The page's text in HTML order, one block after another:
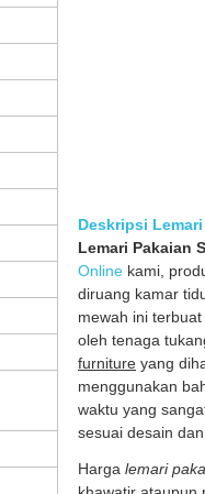
Deskripsi
Lemari Pakaian
Online kami,
diruang kamar
mewah ini
oleh tenaga
furniture yang
menggunakan
waktu yang
sesuai desain
Harga lemari